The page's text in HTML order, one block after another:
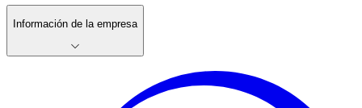
Información de la empresa